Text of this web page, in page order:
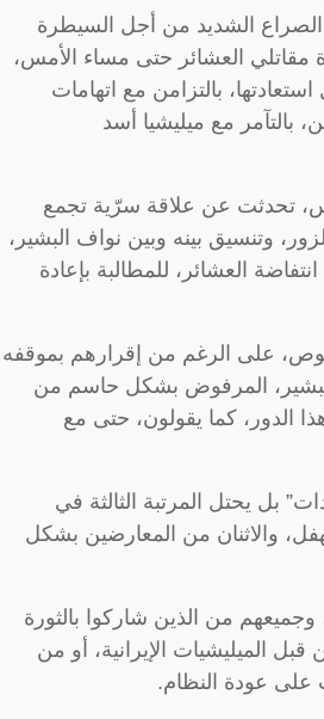
الصراع الشديد من أجل السيطرة
مقاتلي العشائر حتى مساء الأمس،
بالتزامن مع اتهامات
بالتآمر مع ميليشيا أسد
تحدثت عن علاقة سرّية تجمع
وتنسيق بينه وبين نواف البشير،
العشائر، للمطالبة بإعادة
على الرغم من إقرارهم بموقفه
البشير، المرفوض بشكل حاسم من
الدور، كما يقولون، حتى مع
بل يحتل المرتبة الثالثة في
والاثنان من المعارضين بشكل
من الذين شاركوا بالثورة
الميليشيات الإيرانية، أو من
على عودة النظام.